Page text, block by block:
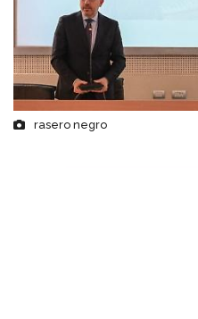
rasero negro